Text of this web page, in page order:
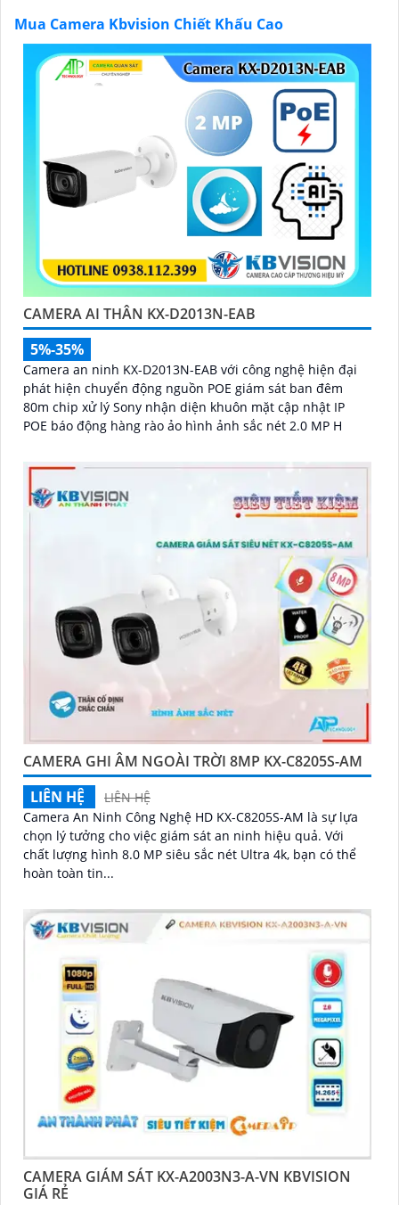
Hy vọng những câu giới thiệu trên sẽ giúp bạn thành
công trong việc tiếp cận khách hàng và tăng cơ hội
bán hàng của bạn. Nếu có bất kỳ yêu cầu hay câu hỏi
nào khác, bạn có thể chia sẻ để tôi hỗ trợ bạn tốt hơn!
Mua Camera Kbvision Chiết Khấu Cao
CAMERA AI THÂN KX-D2013N-EAB
5%-35%
Camera an ninh KX-D2013N-EAB với công nghệ hiện đại
phát hiện chuyển động nguồn POE giám sát ban đêm
80m chip xử lý Sony nhận diện khuôn mặt cập nhật IP
POE báo động hàng rào ảo hình ảnh sắc nét 2.0 MP H
CAMERA GHI ÂM NGOÀI TRỜI 8MP KX-C8205S-AM
LIÊN HỆ
LIÊN HỆ
Camera An Ninh Công Nghệ HD KX-C8205S-AM là sự lựa
chọn lý tưởng cho việc giám sát an ninh hiệu quả. Với
chất lượng hình 8.0 MP siêu sắc nét Ultra 4k, bạn có thể
hoàn toàn tin...
CAMERA GIÁM SÁT KX-A2003N3-A-VN KBVISION
GIÁ RẺ